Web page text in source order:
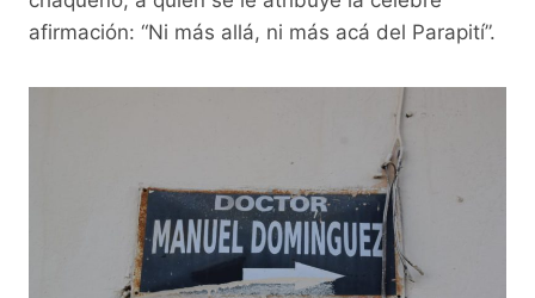
k
afirmación: “Ni más allá, ni más acá del Parapití”.